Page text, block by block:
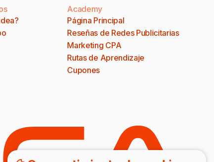
Academy
Página Principal
Reseñas de Redes Publicitarias
Marketing CPA
Rutas de Aprendizaje
Cupones